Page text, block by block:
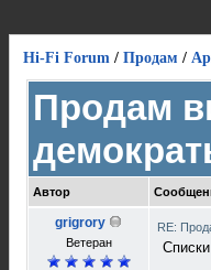
Hi-Fi Forum / Продам /
Продам
Автор
grigrory
Ветеран
RE: